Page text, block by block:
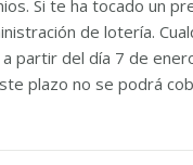
Si te ha tocado un
de lotería.
partir del día 7 de
plazo no se podrá